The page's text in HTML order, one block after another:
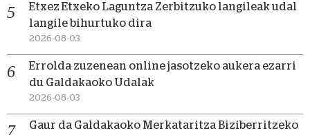
Etxez Etxeko Laguntza Zerbitzuko langileak udal
langile bihurtuko dira
2026-08-03
Errolda zuzenean online jasotzeko aukera ezarri
du Galdakaoko Udalak
2026-08-03
Gaur da Galdakaoko Merkataritza Biziberritzeko